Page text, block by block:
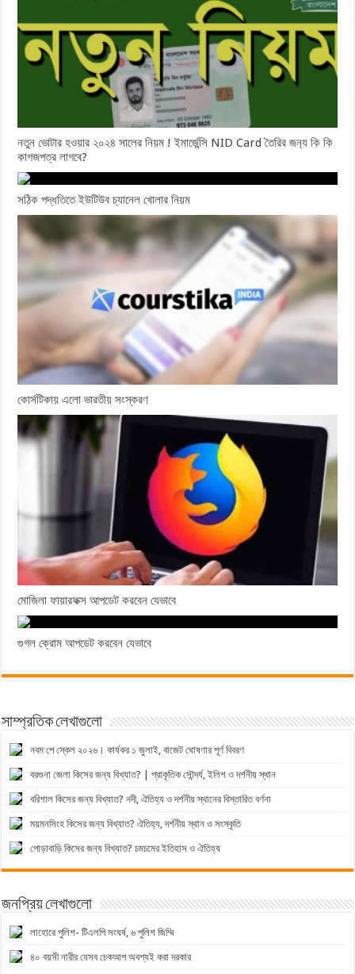
নতুন ভোটার হওয়ার ২০২৪ সালের নিয়ম ! ইমার্জেন্সি NID Card তৈরির জন‍্য কি কি
কাগজপত্র লাগবে?
সঠিক পদ্ধতিতে ইউটিউব চ্যানেল খোলার নিয়ম
কোর্সটিকায় এলো ভারতীয় সংস্করণ
মোজিলা ফায়ারফক্স আপডেট করবেন যেভাবে
গুগল ক্রোম আপডেট করবেন যেভাবে
সাম্প্রতিক লেখাগুলো
নবম পে স্কেল ২০২৬। কার্যকর ১ জুলাই, বাজেট ঘোষণার পূর্ণ বিবরণ
বরগুনা জেলা কিসের জন্য বিখ্যাত? | প্রাকৃতিক সৌন্দর্য, ইলিশ ও দর্শনীয় স্থান
বরিশাল কিসের জন্য বিখ্যাত? নদী, ঐতিহ্য ও দর্শনীয় স্থানের বিস্তারিত বর্ণনা
ময়মনসিংহ কিসের জন্য বিখ্যাত? ঐতিহ্য, দর্শনীয় স্থান ও সংস্কৃতি
পোড়াবাড়ি কিসের জন্য বিখ্যাত? চমচমের ইতিহাস ও ঐতিহ্য
জনপ্রিয় লেখাগুলো
লাহোরে পুলিশ- টিএলপি সংঘর্ষ, ৬ পুলিশ জিম্মি
৪০ বয়সী নারীর যেসব চেকআপ অবশ্যই করা দরকার